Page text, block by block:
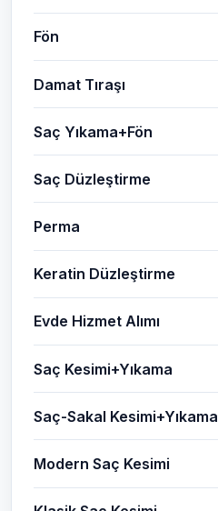
Fön
Damat Tıraşı
Saç Yıkama+Fön
Saç Düzleştirme
Perma
Keratin Düzleştirme
Evde Hizmet Alımı
Saç Kesimi+Yıkama
Saç-Sakal Kesimi+Yıkama
Modern Saç Kesimi